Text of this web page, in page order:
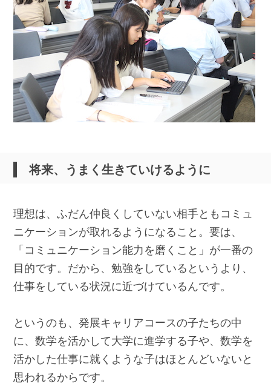
将来、うまく生きていけるように
理想は、ふだん仲良くしていない相手ともコミュ
ニケーションが取れるようになること。要は、
「コミュニケーション能力を磨くこと」が一番の
目的です。だから、勉強をしているというより、
仕事をしている状況に近づけているんです。
というのも、発展キャリアコースの子たちの中
に、数学を活かして大学に進学する子や、数学を
活かした仕事に就くような子はほとんどいないと
思われるからです。